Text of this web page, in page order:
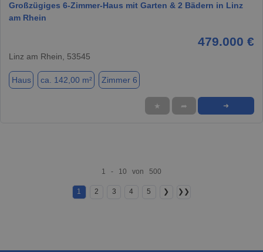
Großzügiges 6-Zimmer-Haus mit Garten & 2 Bädern in Linz
am Rhein
479.000 €
Linz am Rhein, 53545
Haus ca. 142,00 m² Zimmer 6
★ ➦ ➜
1 - 10 von 500
1 2 3 4 5 ❯ ❯❯